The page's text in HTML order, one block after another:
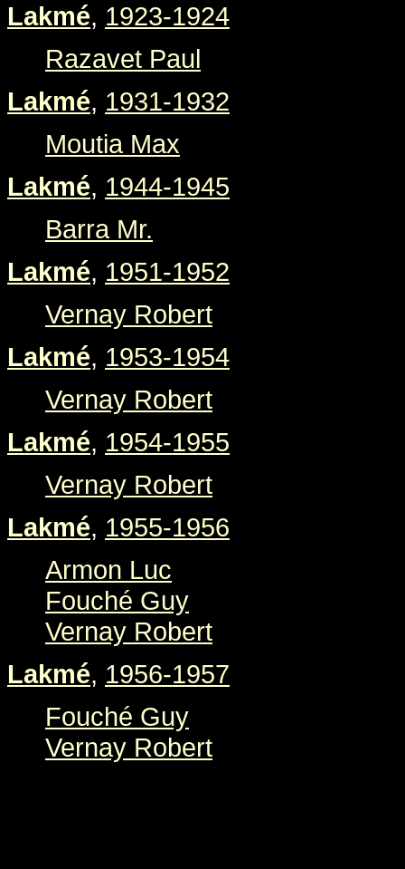
Lakmé, 1923-1924
Razavet Paul
Lakmé, 1931-1932
Moutia Max
Lakmé, 1944-1945
Barra Mr.
Lakmé, 1951-1952
Vernay Robert
Lakmé, 1953-1954
Vernay Robert
Lakmé, 1954-1955
Vernay Robert
Lakmé, 1955-1956
Armon Luc
Fouché Guy
Vernay Robert
Lakmé, 1956-1957
Fouché Guy
Vernay Robert